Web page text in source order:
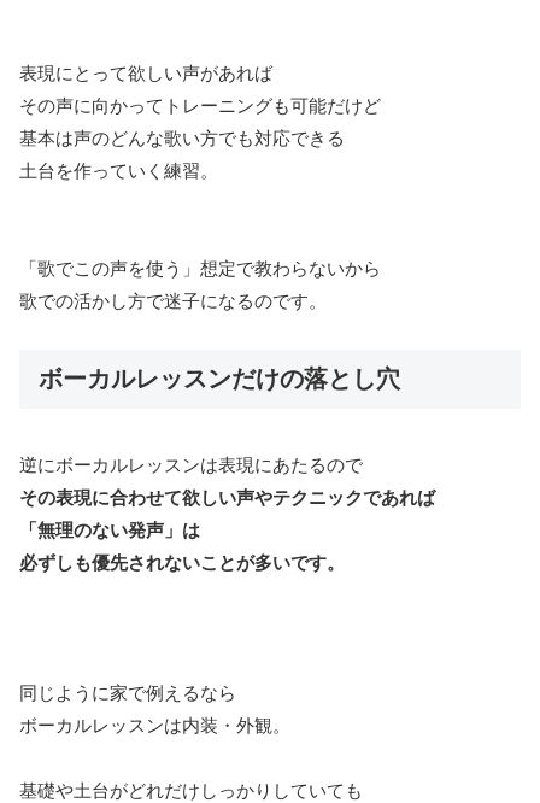
表現にとって欲しい声があれば
その声に向かってトレーニングも可能だけど
基本は声のどんな歌い方でも対応できる
土台を作っていく練習。
「歌でこの声を使う」想定で教わらないから
歌での活かし方で迷子になるのです。
ボーカルレッスンだけの落とし穴
逆にボーカルレッスンは表現にあたるので
その表現に合わせて欲しい声やテクニックであれば
「無理のない発声」は
必ずしも優先されないことが多いです。
同じように家で例えるなら
ボーカルレッスンは内装・外観。
基礎や土台がどれだけしっかりしていても